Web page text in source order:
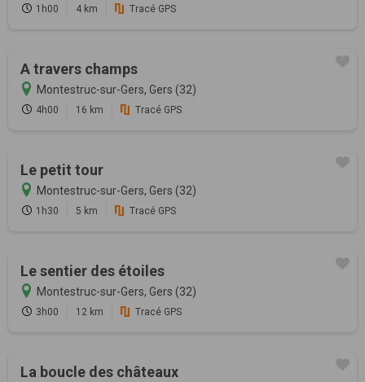
1h00 4 km Tracé GPS
A travers champs
Montestruc-sur-Gers, Gers (32)
4h00 16 km Tracé GPS
Le petit tour
Montestruc-sur-Gers, Gers (32)
1h30 5 km Tracé GPS
Le sentier des étoiles
Montestruc-sur-Gers, Gers (32)
3h00 12 km Tracé GPS
La boucle des châteaux